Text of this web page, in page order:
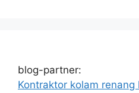
blog-partner:
Kontraktor kolam renang